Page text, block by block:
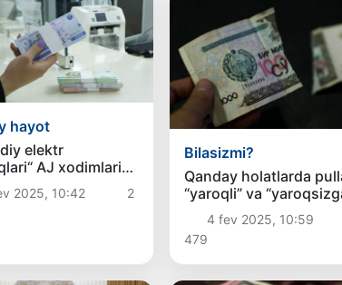
hayot
elektr
AJ xodimlariga
berilmayotgani
2025, 10:42
2
Bilasizmi?
Qanday holatlarda
“yaroqli” va
boʻlinadi?
4 fev 2025, 10:59
479